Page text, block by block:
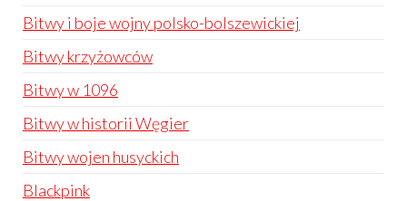
Bitwy i boje wojny polsko-bolszewickiej
Bitwy krzyżowców
Bitwy w 1096
Bitwy w historii Węgier
Bitwy wojen husyckich
Blackpink